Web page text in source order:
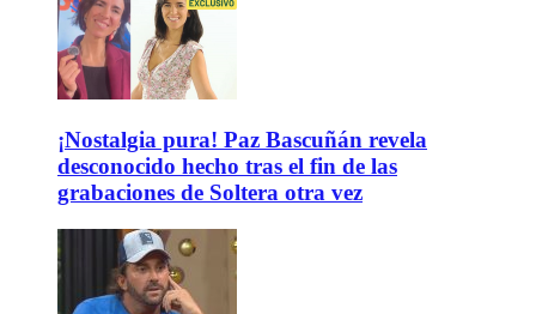
¡Nostalgia pura! Paz Bascuñán revela
desconocido hecho tras el fin de las
grabaciones de Soltera otra vez